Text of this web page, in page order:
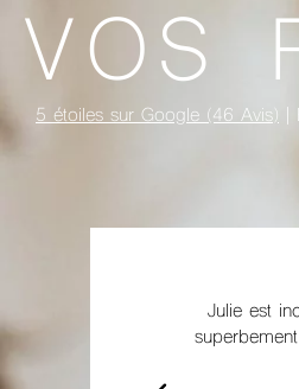
VOS
5 étoiles sur Google (46 Avis) |
toutes les
Julie est